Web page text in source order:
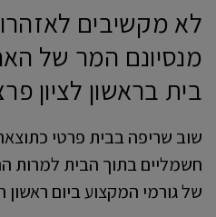
לא מקשיבים
מנסיונם המר של
בית בראשון לציון
שוב שריפה בבית פרטי
חשמליים בתוך הבית למרות
של גורמי המקצוע ביום